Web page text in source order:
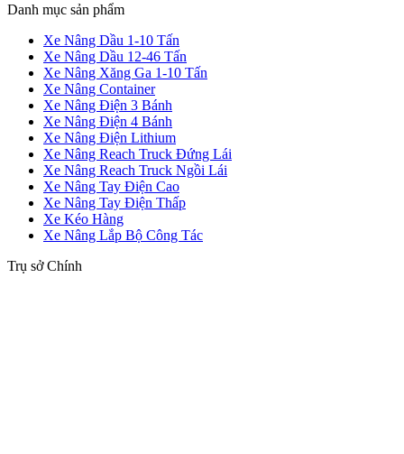
Danh mục sản phẩm
Xe Nâng Dầu 1-10 Tấn
Xe Nâng Dầu 12-46 Tấn
Xe Nâng Xăng Ga 1-10 Tấn
Xe Nâng Container
Xe Nâng Điện 3 Bánh
Xe Nâng Điện 4 Bánh
Xe Nâng Điện Lithium
Xe Nâng Reach Truck Đứng Lái
Xe Nâng Reach Truck Ngồi Lái
Xe Nâng Tay Điện Cao
Xe Nâng Tay Điện Thấp
Xe Kéo Hàng
Xe Nâng Lắp Bộ Công Tác
Trụ sở Chính